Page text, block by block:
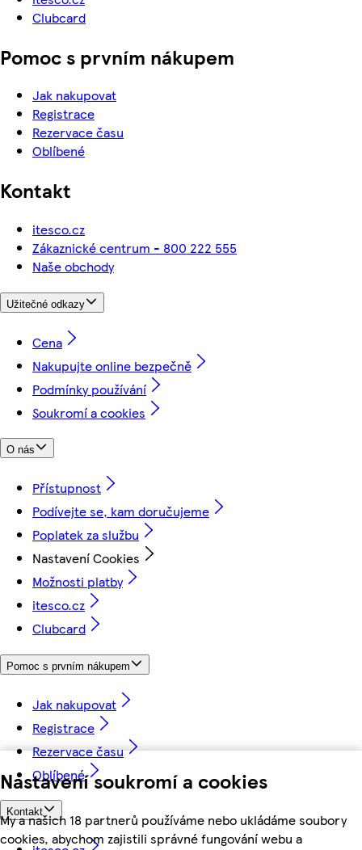
Nastavení soukromí a cookies
My a našich 18 partnerů používáme nebo ukládáme soubory
cookies, abychom zajistili správné fungování webu a
Clubcard
Pomoc s prvním nákupem
Jak nakupovat
Registrace
Rezervace času
Oblíbené
Kontakt
itesco.cz
Zákaznické centrum - 800 222 555
Naše obchody
Užitečné odkazy
Cena
Nakupujte online bezpečně
Podmínky používání
Soukromí a cookies
O nás
Přístupnost
Podívejte se, kam doručujeme
Poplatek za službu
Nastavení Cookies
Možnosti platby
itesco.cz
Clubcard
Pomoc s prvním nákupem
Jak nakupovat
Registrace
Rezervace času
Oblíbené
Kontakt